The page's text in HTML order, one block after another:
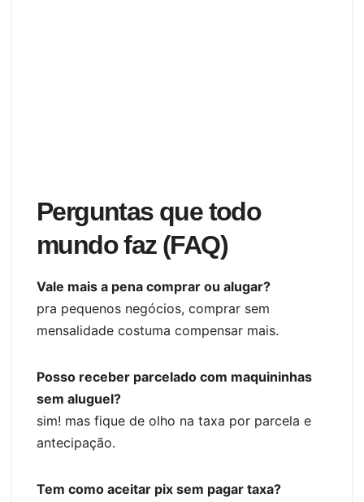
Perguntas que todo
mundo faz (FAQ)
Vale mais a pena comprar ou alugar?
pra pequenos negócios, comprar sem
mensalidade costuma compensar mais.
Posso receber parcelado com maquininhas
sem aluguel?
sim! mas fique de olho na taxa por parcela e
antecipação.
Tem como aceitar pix sem pagar taxa?